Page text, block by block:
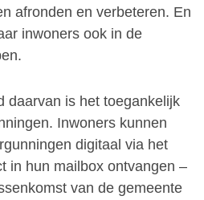
afronden en verbeteren. En
inwoners ook in de
daarvan is het toegankelijk
Inwoners kunnen
digitaal via het
in hun mailbox ontvangen –
van de gemeente